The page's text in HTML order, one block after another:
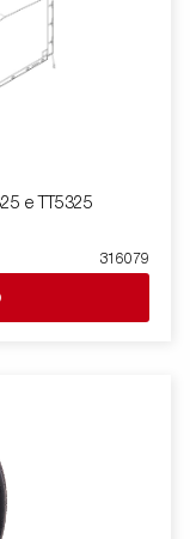
e TT5325
316079